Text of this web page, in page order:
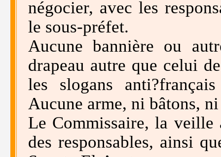
négocier, avec les
le sous-préfet.
Aucune bannière ou
drapeau autre que celui
les slogans
Aucune arme, ni bâtons,
Le Commissaire, la
des responsables, ainsi